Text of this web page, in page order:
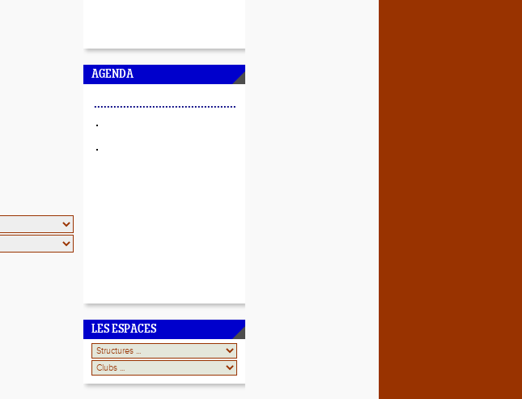
AGENDA
............................................
LES ESPACES